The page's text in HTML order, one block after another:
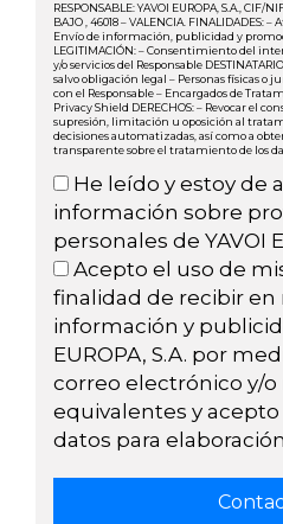
RESPONSABLE: YAVOI EUROPA, S.A., CIF/
BAJO , 46018 – VALENCIA.
Envío de información, publicidad y
LEGITIMACIÓN: – Consentimiento del
y/o servicios del Responsable
salvo obligación legal – Personas físicas o
con el Responsable – Encargados de
Privacy Shield DERECHOS: – Revocar el
supresión, limitación u oposición al
decisiones automatizadas, así como a
transparente sobre el tratamiento de los
He leído y estoy de
información sobre
personales de YAVOI
Acepto el uso de
finalidad de recibir en
información y
EUROPA, S.A. por
correo electrónico y/o
equivalentes y
datos para